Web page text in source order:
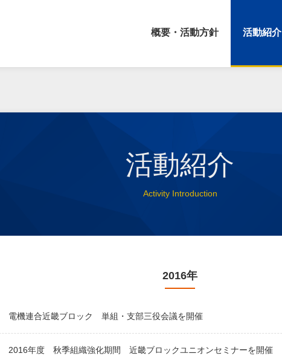
概要・活動方針 活動紹介
活動紹介
Activity Introduction
2016年
電機連合近畿ブロック 単組・支部三役会議を開催
2016年度 秋季組織強化期間 近畿ブロックユニオンセミナーを開催